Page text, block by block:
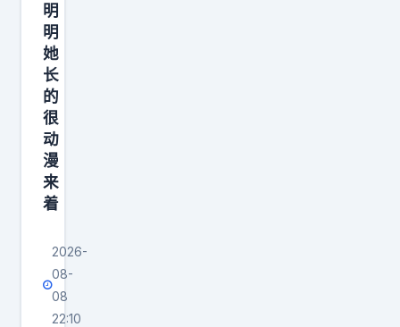
，
我
还
是
找
科
搜
研
的
来
帮
我
。
明
明
她
长
的
很
动
漫
来
着
2026-
08-
08
22:10